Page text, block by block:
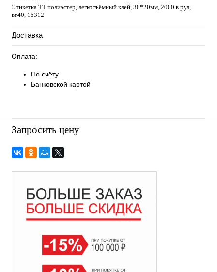
Этикетка ТТ полиэстер, легкосъёмный клей, 30*20мм, 2000 в рул,
вт40, 16312
Доставка
Оплата:
По счёту
Банковской картой
Запросить цену